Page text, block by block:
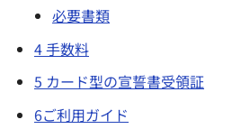
必要書類
4 手数料
5 カード型の宣誓書受領証
6ご利用ガイド